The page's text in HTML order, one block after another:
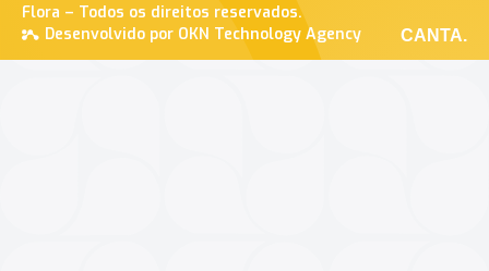
Flora – Todos os direitos reservados.
Desenvolvido por OKN Technology Agency
CANTA.